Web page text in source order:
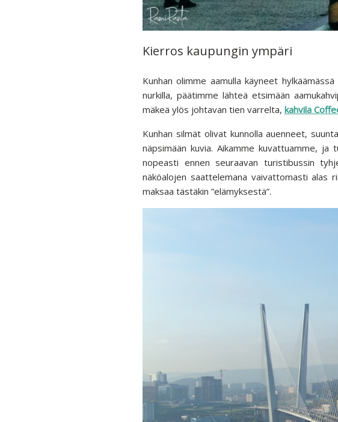
Kierros kaupungin ympäri
Kunhan olimme aamulla käyneet
nurkilla, päätimme lähteä etsimään
mäkeä ylös johtavan tien varrelta, kahvila
Kunhan silmät olivat kunnolla auenneet,
näpsimään kuvia. Aikamme kuvattuamme, ja
nopeasti ennen seuraavan turistibussin
näköalojen saattelemana vaivattomasti alas
maksaa tästäkin ”elämyksestä”.